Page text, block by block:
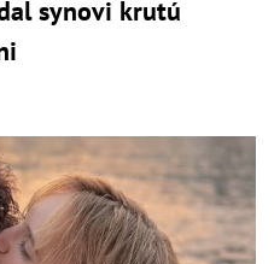
synovi krutú